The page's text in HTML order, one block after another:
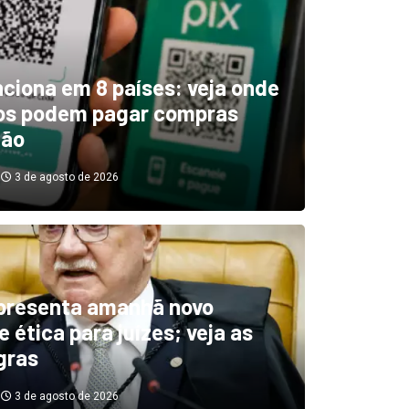
indica El Niño
diminuindo chuvas e
secas de rios
3 de agosto de 2026
em 8 países: veja onde
podem pagar compras
3 de agosto de 2026
amanhã novo
ética para juízes; veja as
3 de agosto de 2026